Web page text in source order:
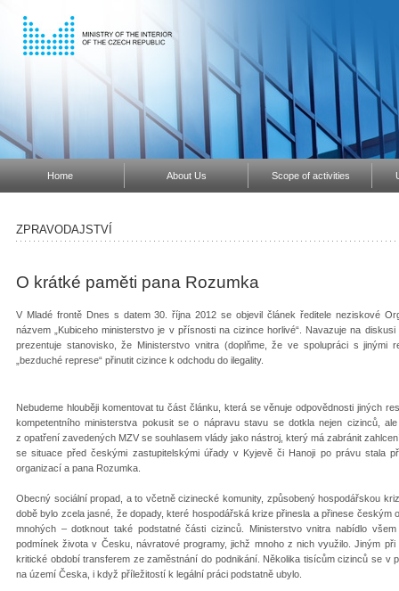
Home About Us Scope of activities
ZPRAVODAJSTVÍ
O krátké paměti pana Rozumka
V Mladé frontě Dnes s datem 30. října 2012 se objevil článek ředitele neziskové
názvem „Kubiceho ministerstvo je v přísnosti na cizince horlivé“. Navazuje na
prezentuje stanovisko, že Ministerstvo vnitra (doplňme, že ve spolupráci s
„bezduché represe“ přinutit cizince k odchodu do ilegality.
Nebudeme hlouběji komentovat tu část článku, která se věnuje odpovědnosti jiných
kompetentního ministerstva pokusit se o nápravu stavu se dotkla nejen cizinců,
z opatření zavedených MZV se souhlasem vlády jako nástroj, který má zabránit
se situace před českými zastupitelskými úřady v Kyjevě či Hanoji po právu stala
organizací a pana Rozumka.
Obecný sociální propad, a to včetně cizinecké komunity, způsobený hospodářskou
době bylo zcela jasné, že dopady, které hospodářská krize přinesla a přinese
mnohých – dotknout také podstatné části cizinců. Ministerstvo vnitra nabídlo
podmínek života v Česku, návratové programy, jichž mnoho z nich využilo. Jiným při
kritické období transferem ze zaměstnání do podnikání. Několika tisícům cizinců se v
na území Česka, i když příležitostí k legální práci podstatně ubylo.